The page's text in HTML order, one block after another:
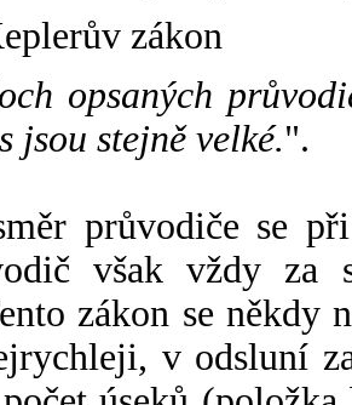
zákon
opsaných
jsou stejně velké.".
průvodiče se
však vždy za
zákon se někdy
v odsluní